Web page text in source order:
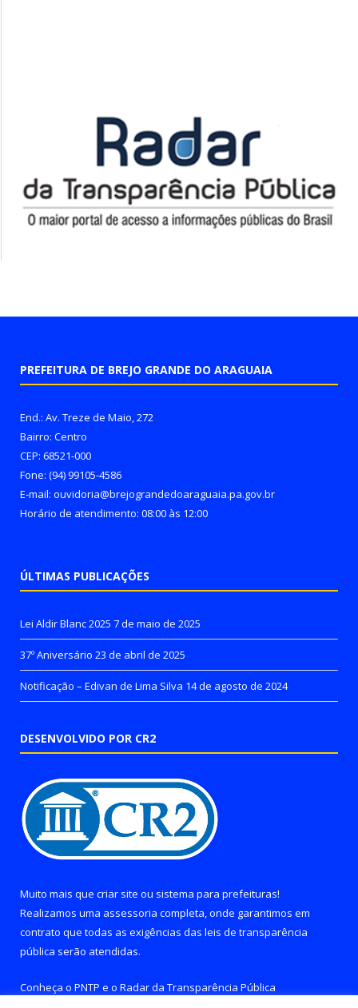
PREFEITURA DE BREJO GRANDE DO ARAGUAIA
End.: Av. Treze de Maio, 272
Bairro: Centro
CEP: 68521-000
Fone: (94) 99105-4586
E-mail: ouvidoria@brejograndedoaraguaia.pa.gov.br
Horário de atendimento: 08:00 às 12:00
ÚLTIMAS PUBLICAÇÕES
Lei Aldir Blanc 2025 7 de maio de 2025
37º Aniversário 23 de abril de 2025
Notificação – Edivan de Lima Silva 14 de agosto de 2024
DESENVOLVIDO POR CR2
Muito mais que criar site ou sistema para prefeituras!
Realizamos uma assessoria completa, onde garantimos em
contrato que todas as exigências das leis de transparência
pública serão atendidas.
Conheça o PNTP e o Radar da Transparência Pública